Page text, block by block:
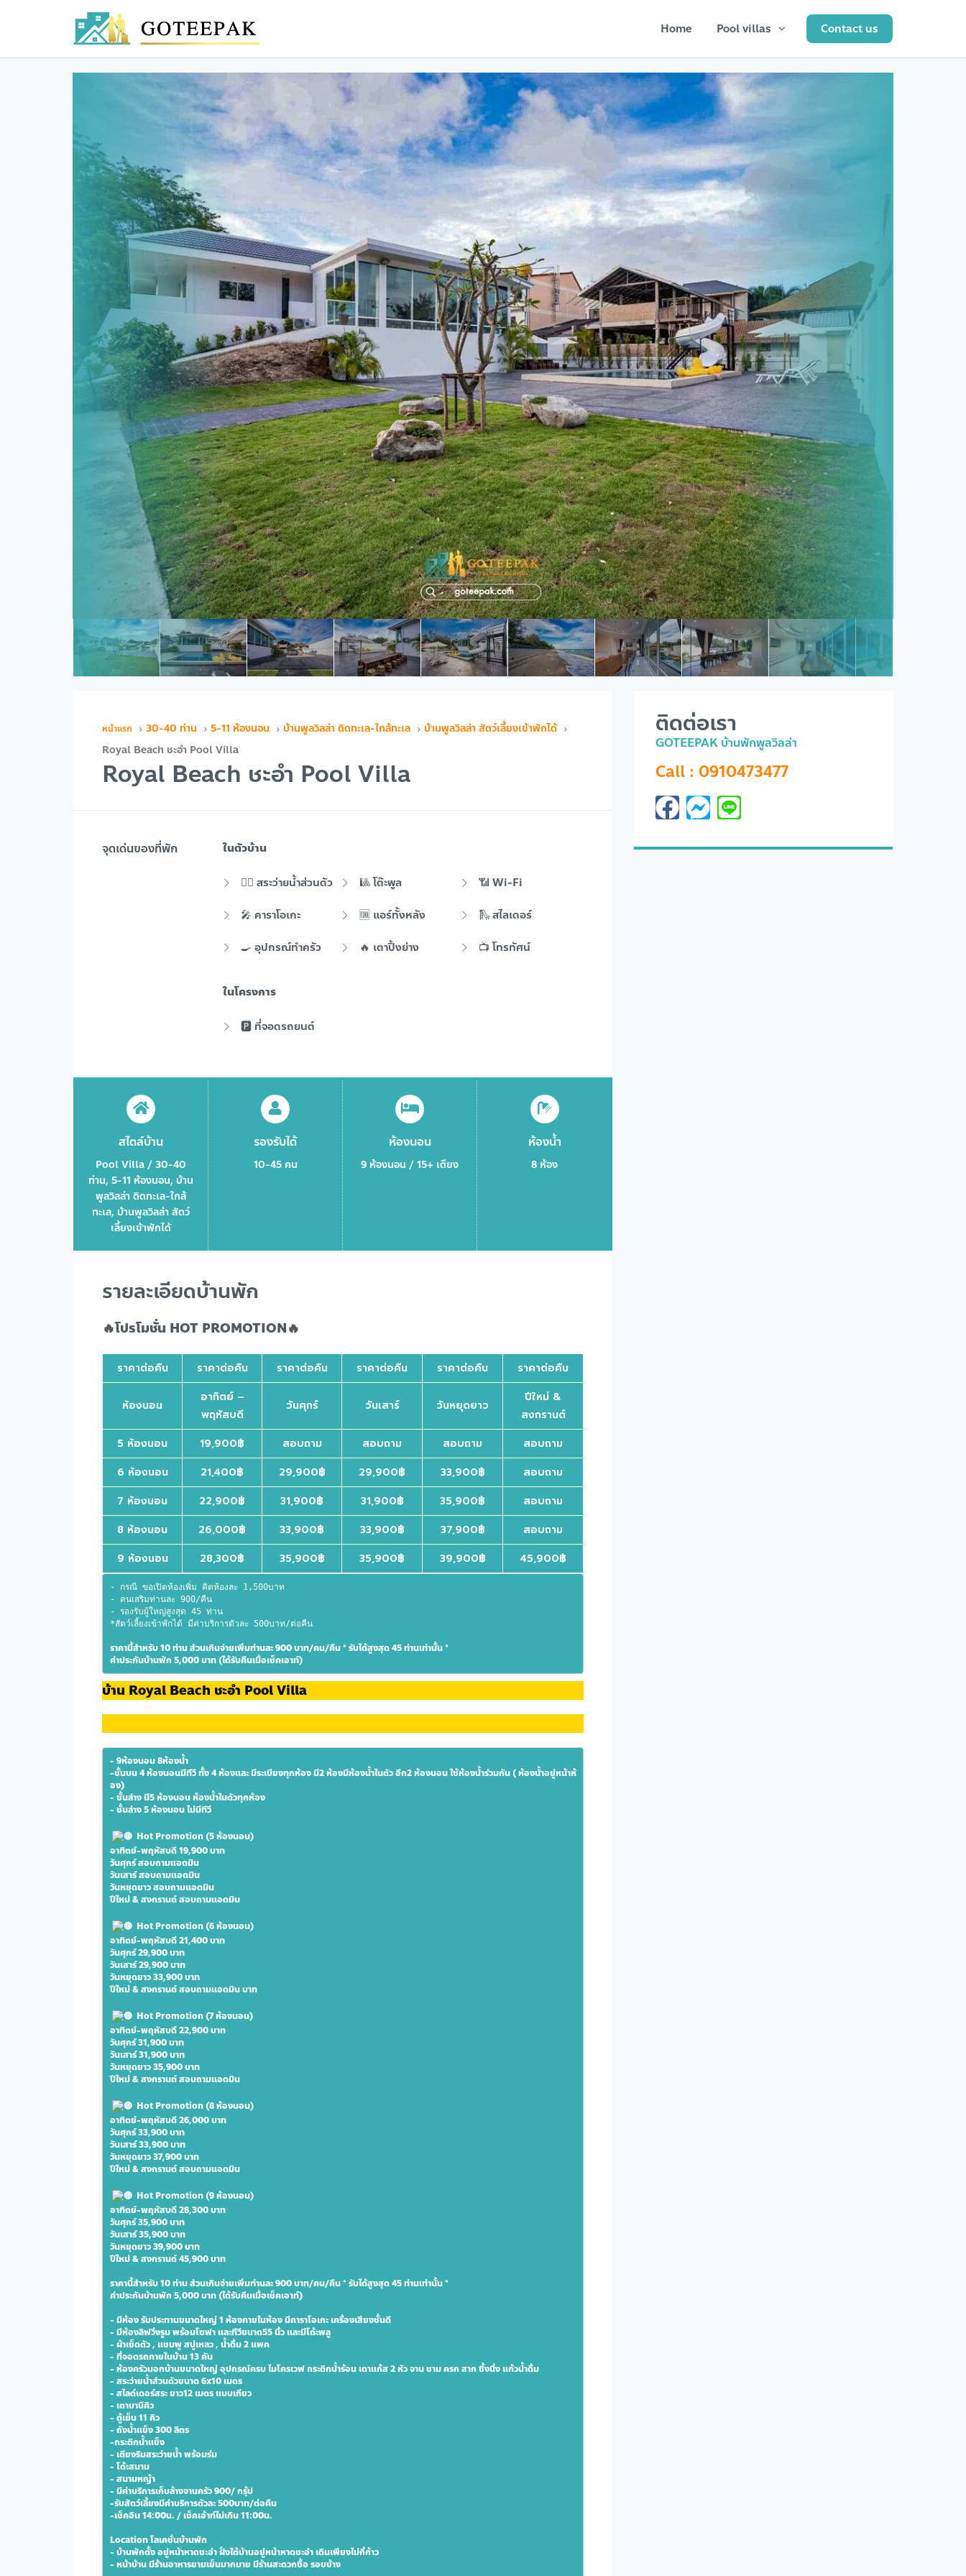
Home Pool villas Contact us
30-40 ท่าน 5-11 ห้องนอน บ้านพูลวิลล่า ติดทะเล-ใกล้ทะเล
บ้านพูลวิลล่า สัตว์เลี้ยงเข้าพักได้
Royal Beach ชะอำ Pool Villa
Royal Beach ชะอำ Pool Villa
จุดเด่นของที่พัก
ในตัวบ้าน
🏊‍♂️ สระว่ายน้ำส่วนตัว
🎱 โต๊ะพูล
📶 Wi-Fi
🎤 คาราโอเกะ
🆒 แอร์ทั้งหลัง
🛝 สไลเดอร์
🍳 อุปกรณ์ทำครัว
🔥 เตาปิ้งย่าง 📺 โทรทัศน์
ในโครงการ
🅿️ ที่จอดรถยนต์
สไตล์บ้าน
Pool Villa / 30-40
ท่าน, 5-11 ห้องนอน, บ้าน
พูลวิลล่า ติดทะเล-ใกล้
ทะเล, บ้านพูลวิลล่า สัตว์
เลี้ยงเข้าพักได้
รองรับได้
10-45 คน
ห้องนอน
9 ห้องนอน / 15+ เตียง
ห้องน้ำ
8 ห้อง
รายละเอียดบ้านพัก
🔥โปรโมชั่น HOT PROMOTION🔥
ราคาต่อคืน ราคาต่อคืน ราคาต่อคืน ราคาต่อคืน ราคาต่อคืน ราคาต่อคืน
ห้องนอน
อาทิตย์ –
พฤหัสบดี
วันศุกร์ วันเสาร์ วันหยุดยาว
ปีใหม่ &
สงกรานต์
5 ห้องนอน
19,900฿ สอบถาม สอบถาม สอบถาม
สอบถาม
6 ห้องนอน
21,400฿ 29,900฿ 29,900฿ 33,900฿
สอบถาม
7 ห้องนอน
22,900฿ 31,900฿ 31,900฿ 35,900฿
สอบถาม
8 ห้องนอน
26,000฿ 33,900฿ 33,900฿ 37,900฿
สอบถาม
9 ห้องนอน
28,300฿ 35,900฿ 35,900฿ 39,900฿ 45,900฿
- กรณี ขอเปิดห้องเพิ่ม คิดห้องละ 1,500บาท
- คนเสริมท่านละ 900/คืน
- รองรับผู้ใหญ่สูงสุด 45 ท่าน
*สัตว์เลี้ยงเข้าพักได้ มีค่าบริการตัวละ 500บาท/ต่อคืน
ราคานี้สำหรับ 10 ท่าน ส่วนเกินจ่ายเพิ่มท่านละ 900 บาท/คน/คืน * รับได้สูงสุด 45 ท่านเท่านั้น *
ค่าประกันบ้านพัก 5,000 บาท (ได้รับคืนเมื่อเช็คเอาท์)
บ้าน Royal Beach ชะอำ Pool Villa
- 9ห้องนอน 8ห้องน้ำ
-ชั้นบน 4 ห้องนอนมีทีวี ทั้ง 4 ห้องและ มีระเบียงทุกห้อง มี2 ห้องมีห้องน้ำในตัว อีก2 ห้องนอน ใช้ห้องน้ำร่วมกัน ( ห้องน้ำอยู่หน้าห้
อง)
- ชั้นล่าง มี5 ห้องนอน ห้องน้ำในตัวทุกห้อง
- ชั้นล่าง 5 ห้องนอน ไม่มีทีวี
Hot Promotion (5 ห้องนอน)
อาทิตย์-พฤหัสบดี 19,900 บาท
วันศุกร์ สอบถามแอดมิน
วันเสาร์ สอบถามแอดมิน
วันหยุดยาว สอบถามแอดมิน
ปีใหม่ & สงกรานต์ สอบถามแอดมิน
Hot Promotion (6 ห้องนอน)
อาทิตย์-พฤหัสบดี 21,400 บาท
วันศุกร์ 29,900 บาท
วันเสาร์ 29,900 บาท
วันหยุดยาว 33,900 บาท
ปีใหม่ & สงกรานต์ สอบถามแอดมิน บาท
Hot Promotion (7 ห้องนอน)
อาทิตย์-พฤหัสบดี 22,900 บาท
วันศุกร์ 31,900 บาท
วันเสาร์ 31,900 บาท
วันหยุดยาว 35,900 บาท
ปีใหม่ & สงกรานต์ สอบถามแอดมิน
Hot Promotion (8 ห้องนอน)
อาทิตย์-พฤหัสบดี 26,000 บาท
วันศุกร์ 33,900 บาท
วันเสาร์ 33,900 บาท
วันหยุดยาว 37,900 บาท
ปีใหม่ & สงกรานต์ สอบถามแอดมิน
Hot Promotion (9 ห้องนอน)
อาทิตย์-พฤหัสบดี 28,300 บาท
วันศุกร์ 35,900 บาท
วันเสาร์ 35,900 บาท
วันหยุดยาว 39,900 บาท
ปีใหม่ & สงกรานต์ 45,900 บาท
ราคานี้สำหรับ 10 ท่าน ส่วนเกินจ่ายเพิ่มท่านละ 900 บาท/คน/คืน * รับได้สูงสุด 45 ท่านเท่านั้น *
ค่าประกันบ้านพัก 5,000 บาท (ได้รับคืนเมื่อเช็คเอาท์)
- มีห้อง รับประทานขนาดใหญ่ 1 ห้องภายในห้อง มีคาราโอเกะ เครื่องเสียงชั้นดี
- มีห้องลิฟวิ่งรูม พร้อมโซฟา และทีวีขนาด55 นิ้ว และมีโต้ะพลู
- ผ้าเช็ดตัว , แชมพู สบู่เหลว , น้ำดื่ม 2 แพค
- ที่จอดรถภายในบ้าน 13 คัน
- ห้องครัวนอกบ้านขนาดใหญ่ อุปกรณ์ครบ ไมโครเวฟ กระติกน้ำร้อน เตาแก้ส 2 หัว จาน ชาม ครก สาก ซึ้งนึ่ง แก้วน้ำดื่ม
- สระว่ายน้ำส่วนตัวขนาด 6x10 เมตร
- สไลด์เดอร์สระ ยาว12 เมตร แบบเกียว
- เตาบาบีคิว
- ตู้เย็น 11 คิว
- ถังน้ำแข็ง 300 ลิตร
-กระติกน้ำแข็ง
- เตียงริมสระว่ายน้ำ พร้อมร่ม
- โต้ะสนาม
- สนามหญ้า
- มีค่าบริการเก็บล้างจานครัว 900/ กรุ้ป
-รับสัตว์เลี้ยงมีค่าบริการตัวละ 500บาท/ต่อคืน
-เช็คอิน 14:00น. / เช็คเอ้าท์ไม่เกิน 11:00น.
Location โลเคชั่นบ้านพัก
- บ้านพักตั้ง อยู่หน้าหาดชะอำ ฝั่งใต้บ้านอยู่หน้าหาดชะอำ เดินเพียงไม่กี่ก้าว
- หน้าบ้าน มีร้านอาหารยามเย็นมากมาย มีร้านสะดวกซื้อ รอบข้าง
ติดต่อเรา
GOTEEPAK บ้านพักพูลวิลล่า
Call : 0910473477